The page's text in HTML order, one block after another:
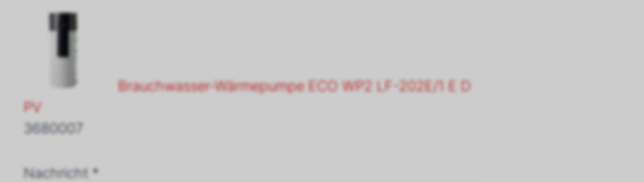
Brauchwasser-Wärmepumpe ECO WP2 LF-202E/1 E D
PV
3680007
Nachricht *